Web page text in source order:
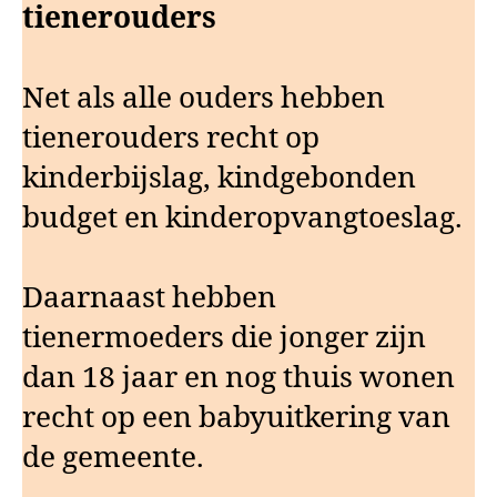
tienerouders
Net als alle ouders hebben
tienerouders recht op
kinderbijslag, kindgebonden
budget en kinderopvangtoeslag.
Daarnaast hebben
tienermoeders die jonger zijn
dan 18 jaar en nog thuis wonen
recht op een babyuitkering van
de gemeente.